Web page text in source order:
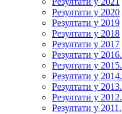
Резултати у 2020
Резултати у 2019
Резултати у 2018
Резултати у 2017
Резултати у 2016.
Резултати у 2015.
Резултати у 2014.
Резултати у 2013.
Резултати у 2012.
Резултати у 2011.